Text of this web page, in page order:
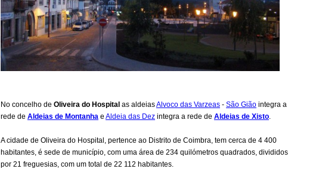
No concelho de Oliveira do Hospital as aldeiasAlvoco das Varzeas - São Gião integra a
rede de Aldeias de Montanha e Aldeia das Dez integra a rede de Aldeias de Xisto
A cidade de Oliveira do Hospital, pertence ao Distrito de Coimbra, tem cerca de 4 400
habitantes, é sede de município, com uma área de 234 quilómetros quadrados, divididos
por 21 freguesias, com um total de 22 112 habitantes.